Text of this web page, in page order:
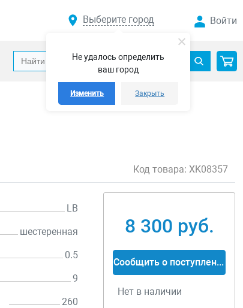
Не удалось определить
ваш город
Изменить Закрыть
Выберите город Войти
Код товара: XK08357
LB
шестеренная
0.5
9
260
8 300 руб.
Сообщить о поступлении
Нет в наличии